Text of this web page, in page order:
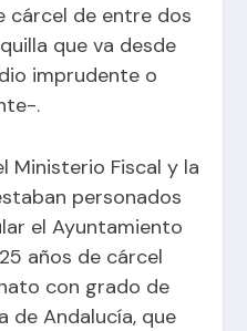
cárcel de entre dos
que va desde
imprudente o
.
Ministerio Fiscal y la
personados
el Ayuntamiento
años de cárcel
con grado de
de Andalucía, que